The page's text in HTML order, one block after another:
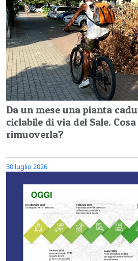
Da un mese una pianta
ciclabile di via del Sale.
rimuoverla?
30 luglio 2026